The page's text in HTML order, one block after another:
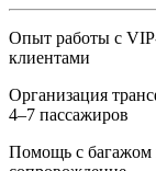
Опыт работы с
клиентами
Организация
4–7 пассажиров
Помощь с багажом